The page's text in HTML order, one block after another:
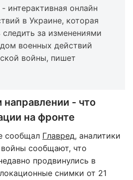
интерактивная онлайн
в Украине, которая
за изменениями
военных действий
войны, пишет
- что
на фронте
сообщал Главред, аналитики
сообщают, что
продвинулись в
снимки от 21